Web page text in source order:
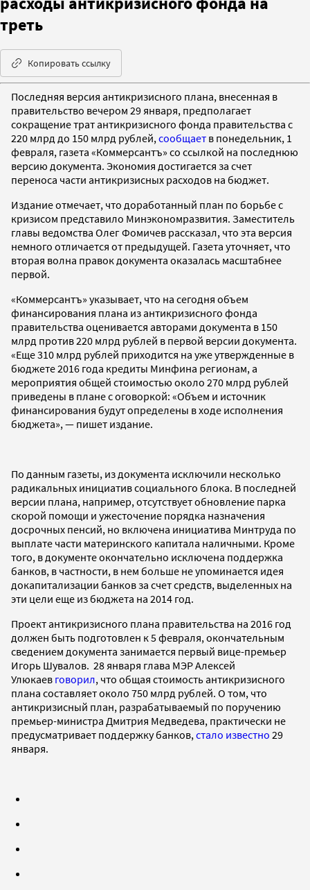
треть
Копировать ссылку
Последняя версия антикризисного плана, внесенная в
правительство вечером 29 января, предполагает
сокращение трат антикризисного фонда правительства с
220 млрд до 150 млрд рублей, сообщает в понедельник, 1
февраля, газета «Коммерсантъ» со ссылкой на последнюю
версию документа. Экономия достигается за счет
переноса части антикризисных расходов на бюджет.
Издание отмечает, что доработанный план по борьбе с
кризисом представило Минэкономразвития. Заместитель
главы ведомства Олег Фомичев рассказал, что эта версия
немного отличается от предыдущей. Газета уточняет, что
вторая волна правок документа оказалась масштабнее
первой.
«Коммерсантъ» указывает, что на сегодня объем
финансирования плана из антикризисного фонда
правительства оценивается авторами документа в 150
млрд против 220 млрд рублей в первой версии документа.
«Еще 310 млрд рублей приходится на уже утвержденные в
бюджете 2016 года кредиты Минфина регионам, а
мероприятия общей стоимостью около 270 млрд рублей
приведены в плане с оговоркой: «Объем и источник
финансирования будут определены в ходе исполнения
бюджета», — пишет издание.
По данным газеты, из документа исключили несколько
радикальных инициатив социального блока. В последней
версии плана, например, отсутствует обновление парка
скорой помощи и ужесточение порядка назначения
досрочных пенсий, но включена инициатива Минтруда по
выплате части материнского капитала наличными. Кроме
того, в документе окончательно исключена поддержка
банков, в частности, в нем больше не упоминается идея
докапитализации банков за счет средств, выделенных на
эти цели еще из бюджета на 2014 год.
Проект антикризисного плана правительства на 2016 год
должен быть подготовлен к 5 февраля, окончательным
сведением документа занимается первый вице-премьер
Игорь Шувалов. 28 января глава МЭР Алексей
Улюкаев говорил, что общая стоимость антикризисного
плана составляет около 750 млрд рублей. О том, что
антикризисный план, разрабатываемый по поручению
премьер-министра Дмитрия Медведева, практически не
предусматривает поддержку банков, стало известно 29
января.